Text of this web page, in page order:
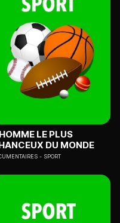
LE PLUS
DU MONDE
SPORT